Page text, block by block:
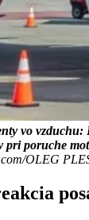
vo vzduchu:
pri poruche
OLEG